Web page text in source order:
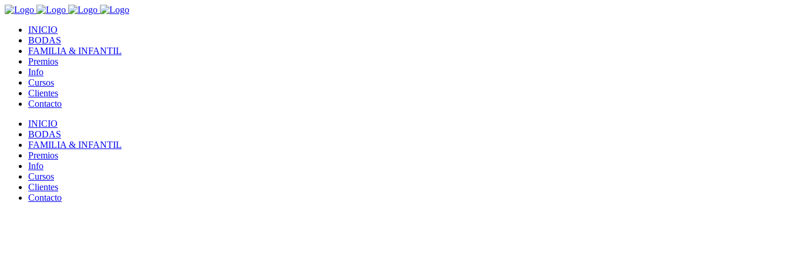
INICIO
BODAS
FAMILIA & INFANTIL
Premios
Info
Cursos
Clientes
Contacto
INICIO
BODAS
FAMILIA & INFANTIL
Premios
Info
Cursos
Clientes
Contacto